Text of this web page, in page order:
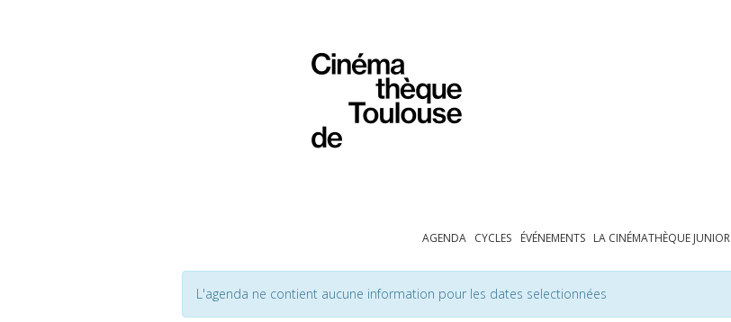
AGENDA CYCLES ÉVÉNEMENTS LA CINÉMATHÈQUE JUNIOR
L'agenda ne contient aucune information pour les dates selectionnées